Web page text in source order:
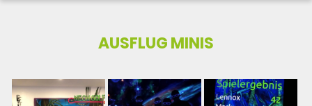
AUSFLUG MINIS